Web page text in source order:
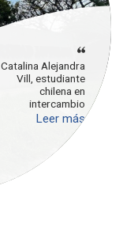
Catalina Alejandra
Vill, estudiante
chilena en
intercambio
Leer más